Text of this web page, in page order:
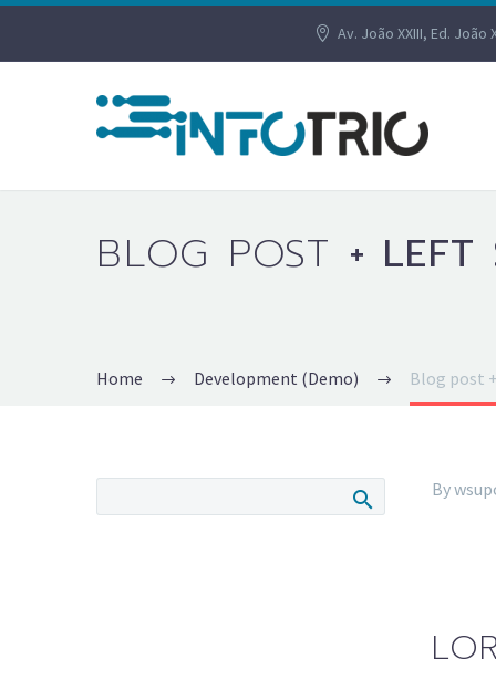
Av. João XXIII, Ed. João
BLOG POST + LEFT
Home Development (Demo) Blog post
By